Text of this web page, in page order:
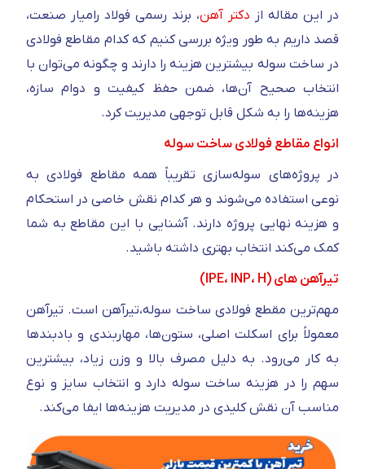
در این مقاله از دکتر آهن، برند رسمی فولاد رامیار صنعت،
قصد داریم به‌ طور ویژه بررسی کنیم که کدام مقاطع فولادی
در ساخت سوله بیشترین هزینه را دارند و چگونه می‌توان با
انتخاب صحیح آن‌ها، ضمن حفظ کیفیت و دوام سازه،
هزینه‌ها را به شکل قابل‌ توجهی مدیریت کرد.
انواع مقاطع فولادی ساخت سوله
در پروژه‌های سوله‌سازی تقریباً همه مقاطع فولادی به
نوعی استفاده می‌شوند و هر کدام نقش خاصی در استحکام
و هزینه نهایی پروژه دارند. آشنایی با این مقاطع به شما
کمک می‌کند انتخاب بهتری داشته باشید.
تیرآهن های (IPE، INP، H)
مهم‌ترین مقطع فولادی ساخت سوله،تیرآهن است. تیرآهن
معمولاً برای اسکلت اصلی، ستون‌ها، مهاربندی و بادبندها
به کار می‌رود. به دلیل مصرف بالا و وزن زیاد، بیشترین
سهم را در هزینه ساخت سوله دارد و انتخاب سایز و نوع
مناسب آن نقش کلیدی در مدیریت هزینه‌ها ایفا می‌کند.